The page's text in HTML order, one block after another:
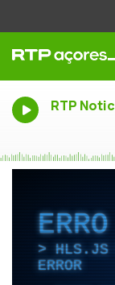
RTP
HLS.JS
ERROR